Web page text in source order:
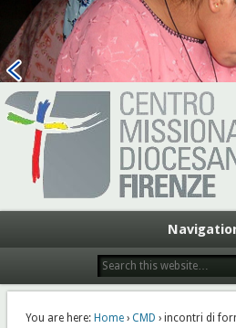
Centro
You are here: Home› CMD › incontri di